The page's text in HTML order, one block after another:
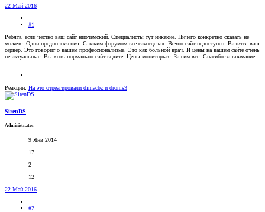
22 Май 2016
#1
Ребята, если честно ваш сайт ниочемский. Специалисты тут никакие. Ничего конкретно сказать не
можете. Одни предположения. С таким форумом все сам сделал. Вечно сайт недоступен. Валится ваш
сервер. Это говорит о вашем профессионализме. Это как больной врач. И цены на вашем сайте очень
не актуальные. Вы хоть нормально сайт ведите. Цены мониторьте. За сим все. Спасибо за внимание.
Реакции: На это отреагировали dimacbz и dronis3
SirenDS
Administrator
9 Янв 2014
17
2
12
22 Май 2016
#2